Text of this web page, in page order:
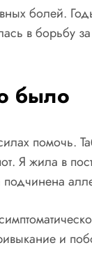
болей.
в борьбу
было
помочь.
Я жила в
и